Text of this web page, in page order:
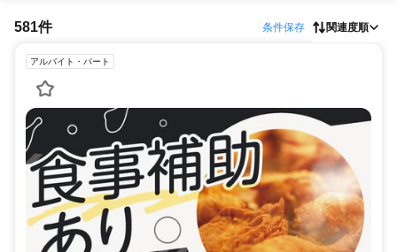
581件 条件保存 関連度順
アルバイト・パート